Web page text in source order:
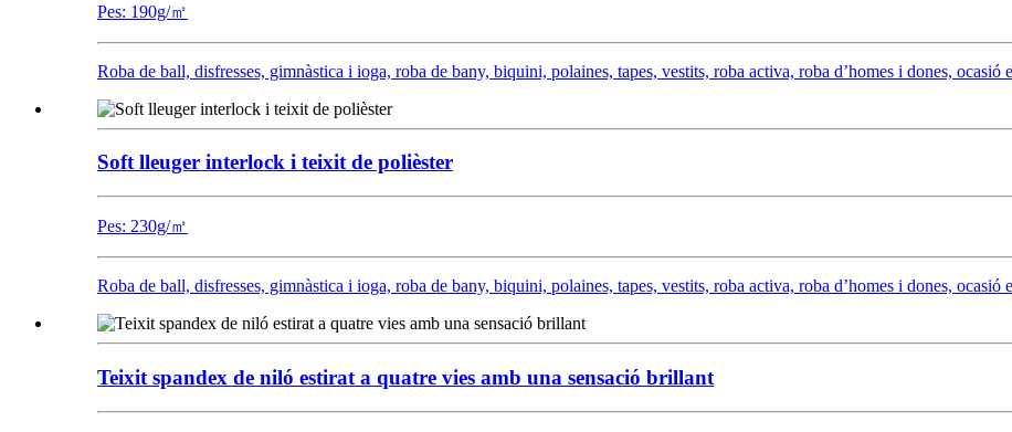
Pes: 190g/㎡
Roba de ball, disfresses, gimnàstica i ioga, roba de bany, biquini, polaines, tapes, vestits, roba activa, roba d’homes i dones, ocasió
Soft lleuger interlock i teixit de polièster
Pes: 230g/㎡
Roba de ball, disfresses, gimnàstica i ioga, roba de bany, biquini, polaines, tapes, vestits, roba activa, roba d’homes i dones, ocasió
Teixit spandex de niló estirat a quatre vies amb una sensació brillant